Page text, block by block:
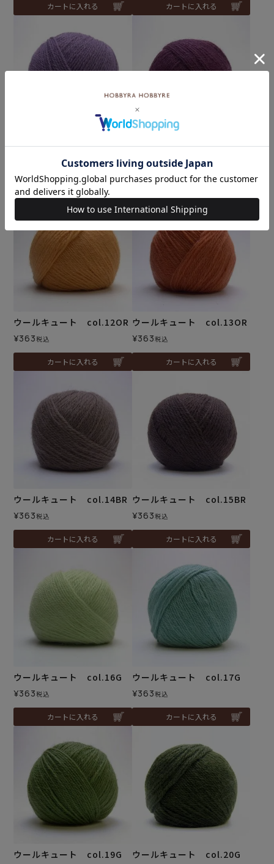
カートに入れる カートに入れる
ウールキュート col.09L
カートに入れる
ウールキュート col.10L
¥363税込
カートに入れる
ウールキュート col.12OR
¥363税込
カートに入れる
ウールキュート col.13OR
¥363税込
カートに入れる
ウールキュート col.14BR
¥363税込
カートに入れる
ウールキュート col.15BR
¥363税込
カートに入れる
ウールキュート col.16G
¥363税込
カートに入れる
ウールキュート col.17G
¥363税込
カートに入れる
ウールキュート col.19G ウールキュート col.20G